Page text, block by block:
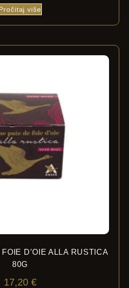
više
D’OIE ALLA RUSTICA
80G
17,20 €